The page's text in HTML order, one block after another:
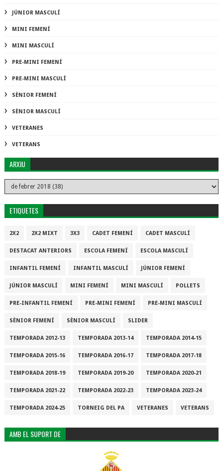
JÚNIOR MASCULÍ
MINI FEMENÍ
MINI MASCULÍ
PRE-MINI FEMENÍ
PRE-MINI MASCULÍ
SÈNIOR FEMENÍ
SÈNIOR MASCULÍ
VETERANES
VETERANS
ARXIU
ETIQUETES
2X2 2X2 MIXT 3X3 CADET FEMENÍ CADET MASCULÍ
DESTACAT ANTERIORS ESCOLA FEMENÍ ESCOLA MASCULÍ
INFANTIL FEMENÍ INFANTIL MASCULÍ JÚNIOR FEMENÍ
JÚNIOR MASCULÍ MINI FEMENÍ MINI MASCULÍ POLLETS
PRE-INFANTIL FEMENÍ PRE-MINI FEMENÍ PRE-MINI MASCULÍ
SÈNIOR FEMENÍ SÈNIOR MASCULÍ SLIDER
TEMPORADA 2012-13 TEMPORADA 2013-14 TEMPORADA 2014-15
TEMPORADA 2015-16 TEMPORADA 2016-17 TEMPORADA 2017-18
TEMPORADA 2018-19 TEMPORADA 2019-20 TEMPORADA 2020-21
TEMPORADA 2021-22 TEMPORADA 2022-23 TEMPORADA 2023-24
TEMPORADA 2024-25 TORNEIG DEL PA VETERANES VETERANS
AMB EL SUPORT DE